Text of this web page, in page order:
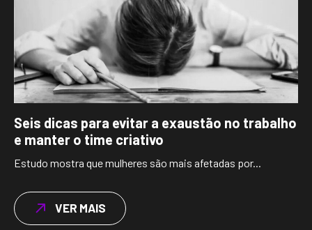
Seis dicas para evitar a exaustão no trabalho
e manter o time criativo
Estudo mostra que mulheres são mais afetadas por...
VER MAIS